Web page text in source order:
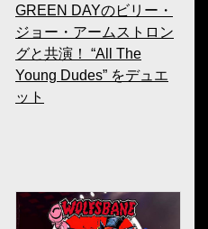
GREEN DAYのビリー・
ジョー・アームストロン
グと共演！ “All The
Young Dudes” をデュエ
ット